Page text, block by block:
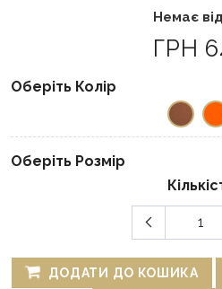
Немає
ГРН
Оберіть Колір
Оберіть Розмір
ДОДАТИ ДО КОШИКА